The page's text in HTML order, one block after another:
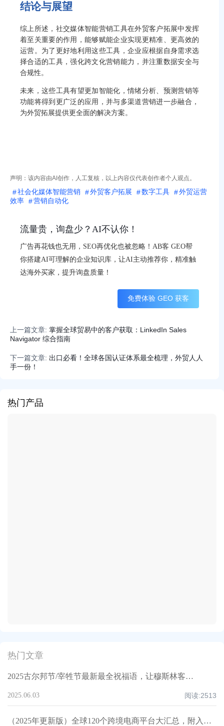
热门产品
热门文章
2025古尔邦节/宰牲节最新最全祝福语，让穆斯林客户记住你！
2025.06.03 阅读:2513
（2025年更新版）全球120个跨境电商平台大汇总，附入驻要求、注册门槛和适合品类！
结论与展望
综上所述，社交媒体智能营销工具在外贸客户拓展中发挥
着至关重要的作用，能够赋能企业实现更精准、更高效的
运营。为了更好地利用这些工具，企业应根据自身需求选
择合适的工具，强化跨文化营销能力，并注重数据安全与
合规性。
未来，这些工具有望更加智能化，情绪分析、预测营销等
功能将得到更广泛的应用，并与多渠道营销进一步融合，
为外贸拓展提供更全面的解决方案。
声明：该内容由AI创作，人工复核，以上内容仅代表创作者个人观点。
社会化媒体智能营销 外贸客户拓展 数字工具
外贸运营
效率
营销自动化
流量贵，询盘少？AI不认你！
广告再花钱也无用，SEO再优化也被忽略！AB客 GEO帮
你搭建AI可理解的企业知识库，让AI主动推荐你，精准触
达海外买家，提升询盘质量！
免费体验 GEO 获客
上一篇文章: 掌握全球贸易中的客户获取：LinkedIn Sales
Navigator 综合指南
下一篇文章: 出口必看！全球各国认证体系最全梳理，外贸人人
手一份！